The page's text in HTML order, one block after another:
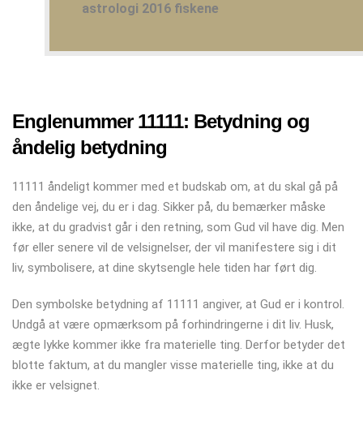
astrologi 2016 fiskene
Englenummer 11111: Betydning og
åndelig betydning
11111 åndeligt kommer med et budskab om, at du skal gå på
den åndelige vej, du er i dag. Sikker på, du bemærker måske
ikke, at du gradvist går i den retning, som Gud vil have dig. Men
før eller senere vil de velsignelser, der vil manifestere sig i dit
liv, symbolisere, at dine skytsengle hele tiden har ført dig.
Den symbolske betydning af 11111 angiver, at Gud er i kontrol.
Undgå at være opmærksom på forhindringerne i dit liv. Husk,
ægte lykke kommer ikke fra materielle ting. Derfor betyder det
blotte faktum, at du mangler visse materielle ting, ikke at du
ikke er velsignet.